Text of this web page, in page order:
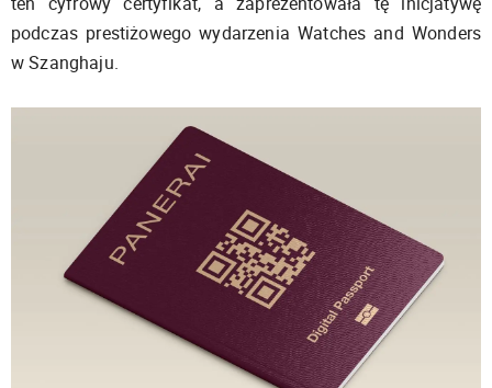
podczas prestiżowego wydarzenia Watches and Wonders
w Szanghaju.